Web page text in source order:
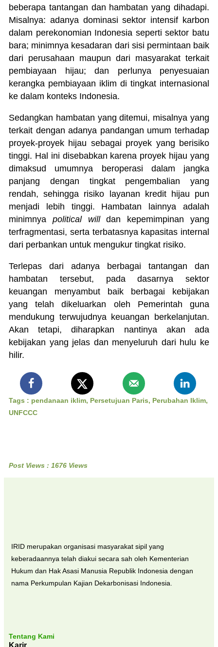
beberapa tantangan dan hambatan yang dihadapi.
Misalnya: adanya dominasi sektor intensif karbon
dalam perekonomian Indonesia seperti sektor batu
bara; minimnya kesadaran dari sisi permintaan baik
dari perusahaan maupun dari masyarakat terkait
pembiayaan hijau; dan perlunya penyesuaian
kerangka pembiayaan iklim di tingkat internasional
ke dalam konteks Indonesia.
Sedangkan hambatan yang ditemui, misalnya yang
terkait dengan adanya pandangan umum terhadap
proyek-proyek hijau sebagai proyek yang berisiko
tinggi. Hal ini disebabkan karena proyek hijau yang
dimaksud umumnya beroperasi dalam jangka
panjang dengan tingkat pengembalian yang
rendah, sehingga risiko layanan kredit hijau pun
menjadi lebih tinggi. Hambatan lainnya adalah
minimnya political willdan kepemimpinan yang
terfragmentasi, serta terbatasnya kapasitas internal
dari perbankan untuk mengukur tingkat risiko.
Terlepas dari adanya berbagai tantangan dan
hambatan tersebut, pada dasarnya sektor
keuangan menyambut baik berbagai kebijakan
yang telah dikeluarkan oleh Pemerintah guna
mendukung terwujudnya keuangan berkelanjutan.
Akan tetapi, diharapkan nantinya akan ada
kebijakan yang jelas dan menyeluruh dari hulu ke
hilir.
Tags : pendanaan iklim, Persetujuan Paris, Perubahan Iklim,
UNFCCC
Post Views : 1676 Views
IRID merupakan organisasi masyarakat sipil yang
keberadaannya telah diakui secara sah oleh Kementerian
Hukum dan Hak Asasi Manusia Republik Indonesia dengan
nama Perkumpulan Kajian Dekarbonisasi Indonesia.
Tentang Kami
Karir